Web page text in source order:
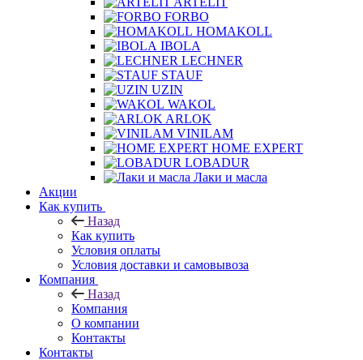
FORBO
HOMAKOLL
IBOLA
LECHNER
STAUF
UZIN
WAKOL
ARLOK
VINILAM
HOME EXPERT
LOBADUR
Лаки и масла
Акции
Как купить
Назад
Как купить
Условия оплаты
Условия доставки и самовывоза
Компания
Назад
Компания
О компании
Контакты
Контакты